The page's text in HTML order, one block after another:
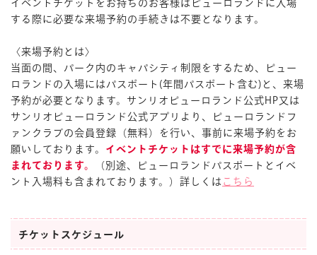
イベントチケットをお持ちのお客様はピューロランドに入場
する際に必要な来場予約の手続きは不要となります。
〈来場予約とは〉
当面の間、パーク内のキャパシティ制限をするため、ピュー
ロランドの入場にはパスポート(年間パスポート含む)と、来場
予約が必要となります。サンリオピューロランド公式HP又は
サンリオピューロランド公式アプリより、ピューロランドフ
ァンクラブの会員登録（無料）を行い、事前に来場予約をお
願いしております。 イベントチケットはすでに来場予約が含
まれております。
（別途、ピューロランドパスポートとイベ
ント入場料も含まれております。）詳しくは こちら
チケットスケジュール